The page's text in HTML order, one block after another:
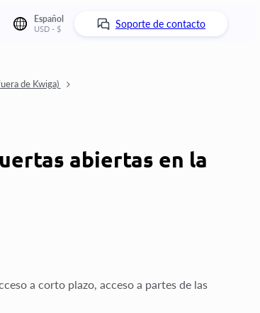
Español
USD - $ Soporte de contacto
de Kwiga)
abiertas en la
a corto plazo, acceso a partes de las